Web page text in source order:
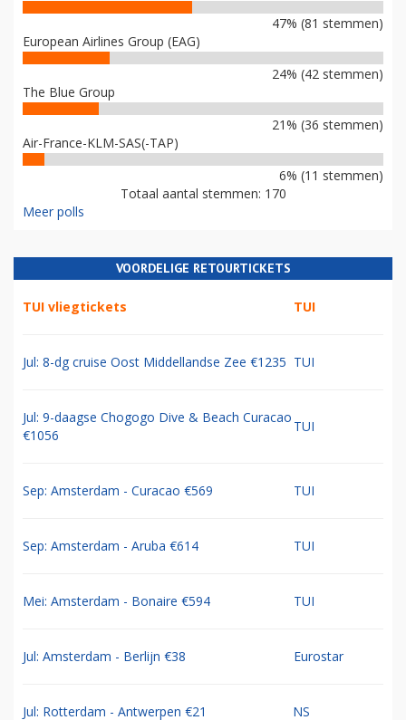
47% (81 stemmen)
European Airlines Group (EAG)
24% (42 stemmen)
The Blue Group
21% (36 stemmen)
Air-France-KLM-SAS(-TAP)
6% (11 stemmen)
Totaal aantal stemmen: 170
Meer polls
VOORDELIGE RETOURTICKETS
TUI vliegtickets TUI
Jul: 8-dg cruise Oost Middellandse Zee €1235 TUI
Jul: 9-daagse Chogogo Dive & Beach Curacao
€1056
TUI
Sep: Amsterdam - Curacao €569 TUI
Sep: Amsterdam - Aruba €614 TUI
Mei: Amsterdam - Bonaire €594 TUI
Jul: Amsterdam - Berlijn €38 Eurostar
Jul: Rotterdam - Antwerpen €21 NS